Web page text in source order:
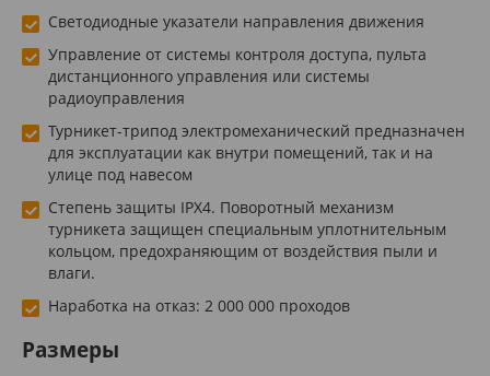
Светодиодные указатели направления движения
Управление от системы контроля доступа, пульта
дистанционного управления или системы
радиоуправления
Турникет-трипод электромеханический предназначен
для эксплуатации как внутри помещений, так и на
улице под навесом
Степень защиты IPX4. Поворотный механизм
турникета защищен специальным уплотнительным
кольцом, предохраняющим от воздействия пыли и
влаги.
Наработка на отказ: 2 000 000 проходов
Размеры